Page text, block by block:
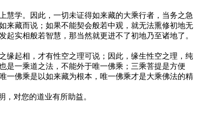
学。因此，一切未证得如来藏的大乘行者，当务之急
来藏而说；如果不能契会般若中观，就无法熏修初地无
实相般若智慧，那当然就更进不了初地乃至诸地了。
缘起相，才有性空之理可说；因此，缘生性空之理，纯
是一乘道之法，不能外于唯一佛乘；三乘菩提是方便
一佛乘是以如来藏为根本，唯一佛乘才是大乘佛法的精
对您的道业有所助益。